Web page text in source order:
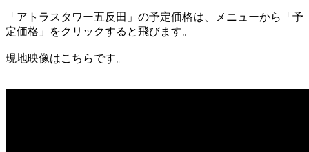
「アトラスタワー五反田」の予定価格は、メニューから「予
定価格」をクリックすると飛びます。
現地映像はこちらです。